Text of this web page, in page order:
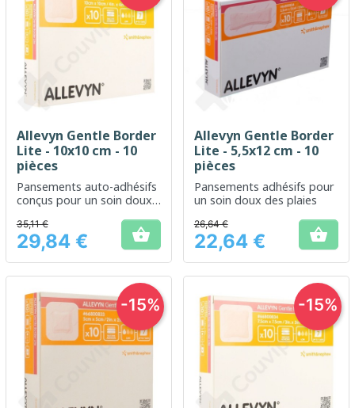
Allevyn Gentle Border
Lite - 10x10 cm - 10
pièces
Pansements auto-adhésifs
conçus pour un soin doux
Prix
35,11 €
29,84 € 
Allevyn Gentle Border
Lite - 5,5x12 cm - 10
pièces
Pansements adhésifs pour
un soin doux des plaies
Prix
26,64 €
22,64 € 
-15% -15%